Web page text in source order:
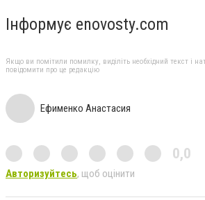
Інформує enovosty.com
Якщо ви помітили помилку, виділіть необхідний текст і
повідомити про це редакцію
Ефименко Анастасия
0,0
Авторизуйтесь, щоб оцінити